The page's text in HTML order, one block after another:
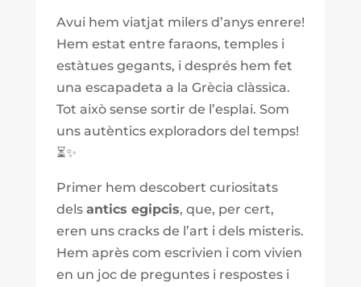
Avui hem viatjat milers d’anys enrere!
Hem estat entre faraons, temples i
estàtues gegants, i després hem fet
una escapadeta a la Grècia clàssica.
Tot això sense sortir de l’esplai. Som
uns autèntics exploradors del temps!
⏳✨
Primer hem descobert curiositats
dels antics egipcis, que, per cert,
eren uns cracks de l’art i dels misteris.
Hem après com escrivien i com vivien
en un joc de preguntes i respostes i